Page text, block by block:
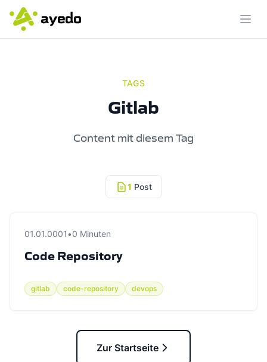
TAGS
Gitlab
Content mit diesem Tag
1 Post
01.01.0001 •0 Minuten
Code Repository
gitlab code-repository devops
Zur Startseite